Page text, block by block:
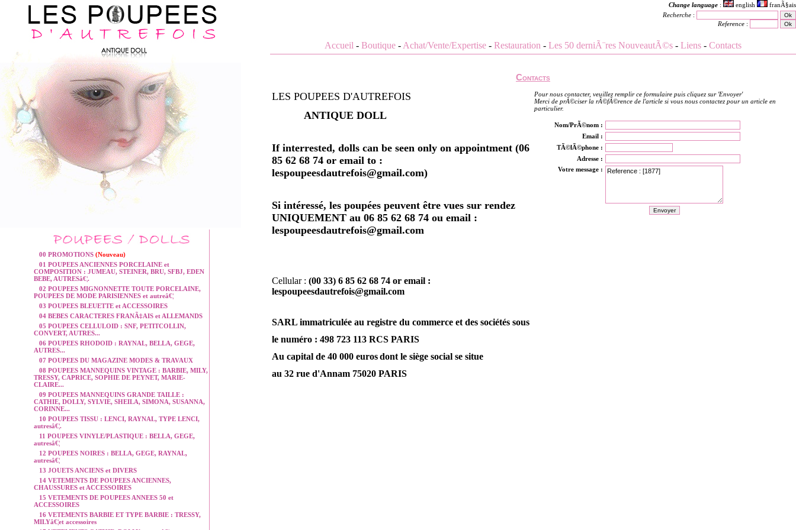
00 PROMOTIONS (Nouveau)
01 POUPEES ANCIENNES PORCELAINE et
COMPOSITION : JUMEAU, STEINER, BRU, SFBJ, EDEN
BEBE, AUTRESâ€¦.
02 POUPEES MIGNONNETTE TOUTE PORCELAINE,
POUPEES DE MODE PARISIENNES et autreâ€¦
03 POUPEES BLEUETTE et ACCESSOIRES
04 BEBES CARACTERES FRANÃ‡AIS et ALLEMANDS
05 POUPEES CELLULOID : SNF, PETITCOLLIN,
CONVERT, AUTRES...
06 POUPEES RHODOID : RAYNAL, BELLA, GEGE,
AUTRES...
07 POUPEES DU MAGAZINE MODES & TRAVAUX
08 POUPEES MANNEQUINS VINTAGE : BARBIE, MILY,
TRESSY, CAPRICE, SOPHIE DE PEYNET, MARIE-
CLAIRE...
09 POUPEES MANNEQUINS GRANDE TAILLE :
CATHIE, DOLLY, SYLVIE, SHEILA, SIMONA, SUSANNA,
CORINNE...
10 POUPEES TISSU : LENCI, RAYNAL, TYPE LENCI,
autresâ€¦.
11 POUPEES VINYLE/PLASTIQUE : BELLA, GEGE,
autresâ€¦
12 POUPEES NOIRES : BELLA, GEGE, RAYNAL,
autresâ€¦
13 JOUETS ANCIENS et DIVERS
14 VETEMENTS DE POUPEES ANCIENNES,
CHAUSSURES et ACCESSOIRES
15 VETEMENTS DE POUPEES ANNEES 50 et
ACCESSOIRES
16 VETEMENTS BARBIE ET TYPE BARBIE : TRESSY,
MILYâ€¦et accessoires
Change language : english
franÃ§ais
Recherche :
Reference :
Accueil - Boutique - Achat/Vente/Expertise - Restauration - Les 50 derniÃ¨res NouveautÃ©s - Liens - Contacts
Contacts
LES POUPEES D'AUTREFOIS
ANTIQUE DOLL
If interrested, dolls can be seen only on appointment (06
85 62 68 74 or email to :
lespoupeesdautrefois@gmail.com)
Si intéressé, les poupées peuvent être vues sur rendez
UNIQUEMENT au 06 85 62 68 74 ou email :
lespoupeesdautrefois@gmail.com
Cellular : (00 33) 6 85 62 68 74 or email :
lespoupeesdautrefois@gmail.com
SARL immatriculée au registre du commerce et des sociétés sous
le numéro : 498 723 113 RCS PARIS
Au capital de 40 000 eurosdont le siège social se situe
au 32 rue d'Annam 75020 PARIS
Pour nous contacter, veuillez remplir ce formulaire puis cliquez sur 'Envoyer'
Merci de prÃ©ciser la rÃ©fÃ©rence de l'article si vous nous contactez pour un article en
particulier.
Nom/PrÃ©nom :
Email :
TÃ©lÃ©phone :
Adresse :
Votre message :